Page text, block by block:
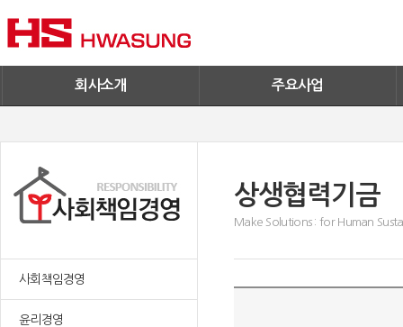
회사소개
기업IR
주요사업
사회책임경영
윤리경영
상생협력기금
Make Solutions : for Human